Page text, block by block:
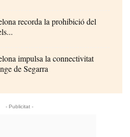
recorda la prohibició del
impulsa la connectivitat
de Segarra
- Publicitat -